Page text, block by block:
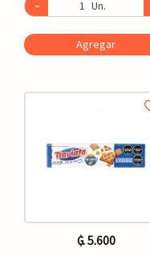
- Un.
Agregar
₲. 5.600